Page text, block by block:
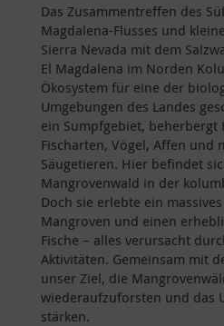
Das Zusammentreffen des
Magdalena-Flusses und
Sierra Nevada mit dem
El Magdalena im Norden
Ökosystem für eine der
Umgebungen des Landes
ein Sumpfgebiet, beherbergt
Fischarten, Vögel, Affen und
Säugetieren. Hier befindet
Mangrovenwald in der
Doch sie erlebte ein
Mangroven und einen
Fische – alles verursacht
Aktivitäten. Gemeinsam mit
unser Ziel, die
wiederaufzuforsten und das
stärken.